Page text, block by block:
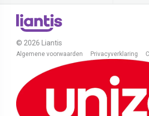
© 2026 Liantis
Algemene voorwaarden Privacyverklaring